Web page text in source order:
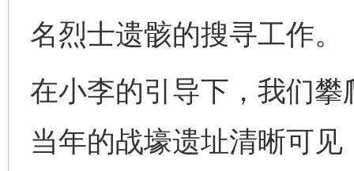
名烈士遗骸的搜寻工作。
在小李的引导下，我们
当年的战壕遗址清晰可